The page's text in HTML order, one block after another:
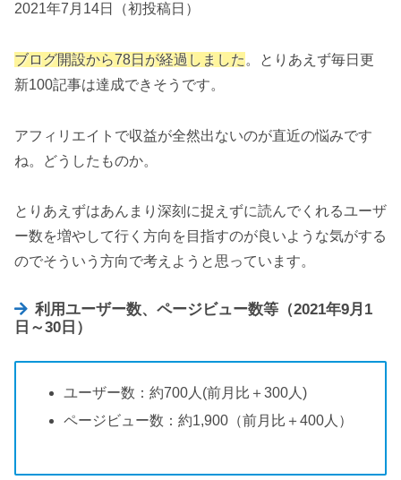
2021年7月14日（初投稿日）
ブログ開設から78日が経過しました。とりあえず毎日更
新100記事は達成できそうです。
アフィリエイトで収益が全然出ないのが直近の悩みです
ね。どうしたものか。
とりあえずはあんまり深刻に捉えずに読んでくれるユーザ
ー数を増やして行く方向を目指すのが良いような気がする
のでそういう方向で考えようと思っています。
利用ユーザー数、ページビュー数等（2021年9月1
日～30日）
ユーザー数：約700人(前月比＋300人)
ページビュー数：約1,900（前月比＋400人）